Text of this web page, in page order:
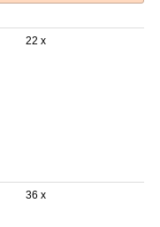
22 x
36 x